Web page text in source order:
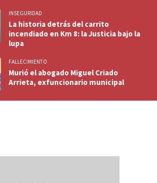
INSEGURIDAD
La historia detrás del carrito
incendiado en Km 8: la Justicia bajo la
lupa
FALLECIMIENTO
Murió el abogado Miguel Criado
Arrieta, exfuncionario municipal